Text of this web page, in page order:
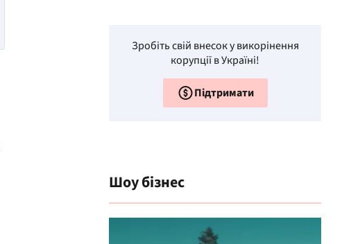
Зробіть свій внесок у викорінення
корупції в Україні!
Підтримати
Шоу бізнес